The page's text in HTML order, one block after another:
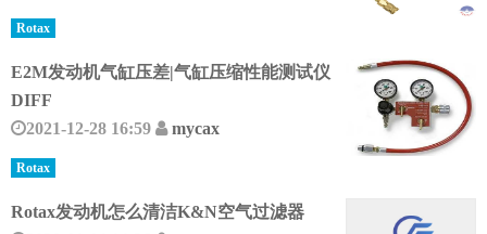
Rotax
E2M发动机气缸压差|气缸压缩性能测试仪
DIFF
2021-12-28 16:59
mycax
Rotax
Rotax发动机怎么清洁K&N空气过滤器